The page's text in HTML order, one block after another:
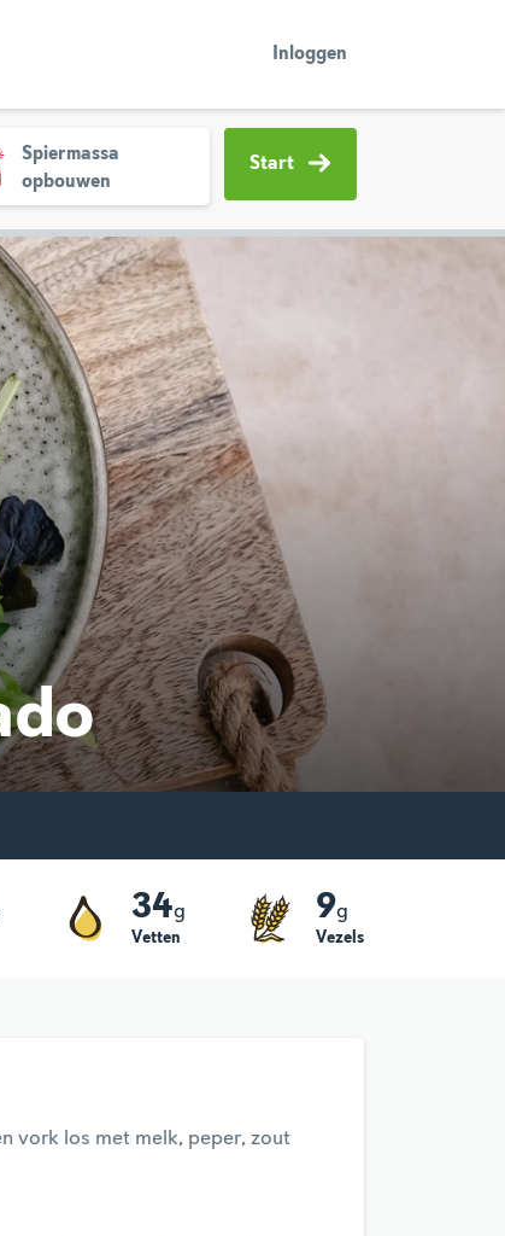
Inloggen
Spiermassa
opbouwen
Start
34g
Vetten
9g
Vezels
vork los met melk, peper, zout